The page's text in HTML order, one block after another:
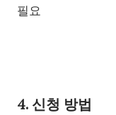
필요
4. 신청 방법